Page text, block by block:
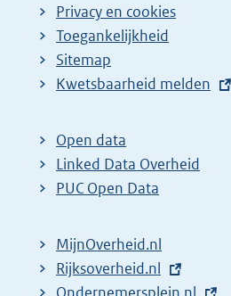
Privacy en cookies
Toegankelijkheid
Sitemap
E
t
e
r
l
i
Kwetsbaarheid melden
Open data
Linked Data Overheid
PUC Open Data
MijnOverheid.nl
E
x
Rijksoverheid.nl
E
Ondernemersplein.nl